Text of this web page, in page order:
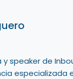
speaker de
especializada